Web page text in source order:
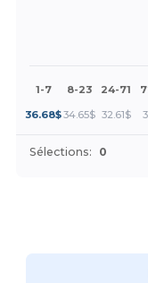
1-7 8-23 24-71
36.68$34.65$ 32.61$
Sélections: 0